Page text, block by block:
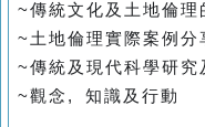
~傳統文化及土地倫
~土地倫理實際案例分
~傳統及現代科學研
~觀念, 知識及行動